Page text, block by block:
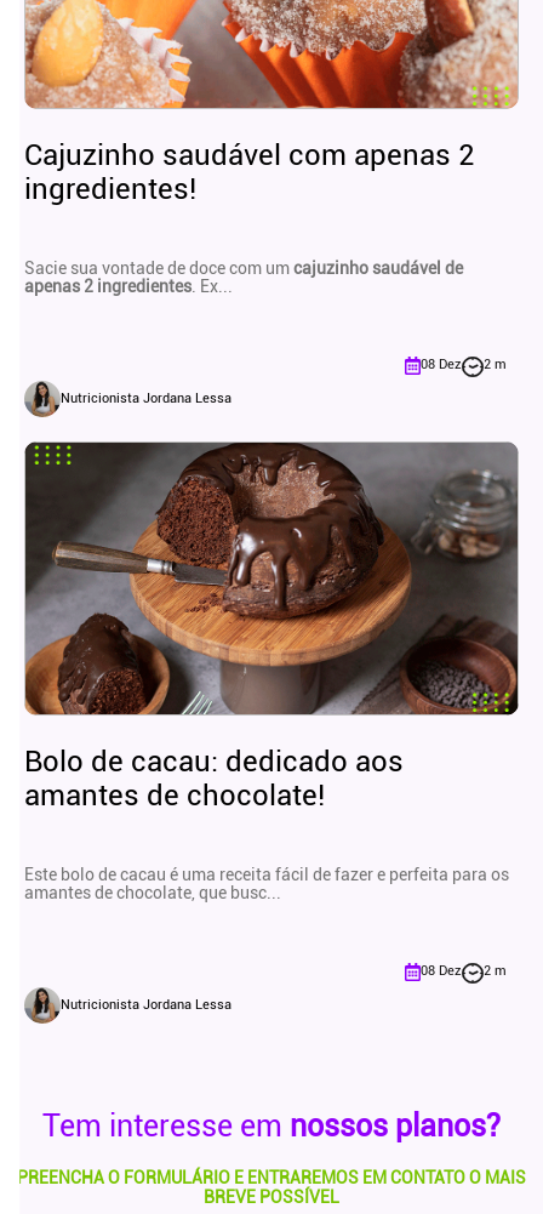
Cajuzinho saudável com apenas 2
ingredientes!
Sacie sua vontade de doce com umcajuzinho saudável de
apenas 2 ingredientes . Ex...
Nutricionista Jordana Lessa
08 Dez 2 m
Bolo de cacau: dedicado aos
amantes de chocolate!
Este bolo de cacau é uma receita fácil de fazer e perfeita para os
amantes de chocolate, que busc...
Nutricionista Jordana Lessa
08 Dez 2 m
Tem interesse em nossos planos?
PREENCHA O FORMULÁRIO E ENTRAREMOS EM CONTATO O MAIS
BREVE POSSÍVEL